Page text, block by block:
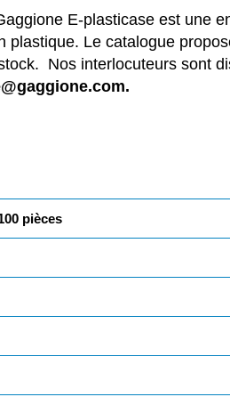
E-plasticase est une
plastique. Le catalogue
Nos interlocuteurs sont
pièces